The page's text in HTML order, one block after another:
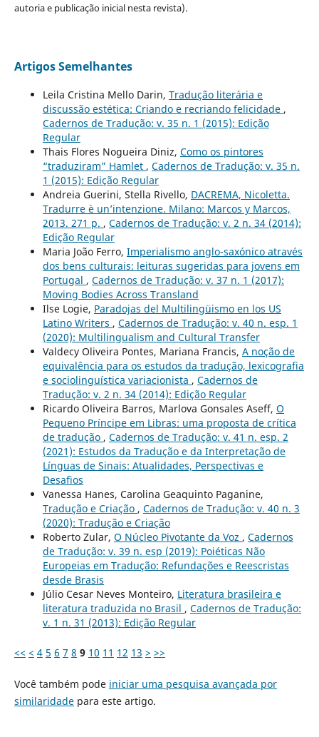
autoria e publicação inicial nesta revista).
Artigos Semelhantes
Leila Cristina Mello Darin, Tradução literária e
discussão estética: Criando e recriando felicidade ,
Cadernos de Tradução: v. 35 n. 1 (2015): Edição
Regular
Thais Flores Nogueira Diniz, Como os pintores
“traduziram” Hamlet , Cadernos de Tradução: v. 35 n.
1 (2015): Edição Regular
Andreia Guerini, Stella Rivello, DACREMA, Nicoletta.
Tradurre è un’intenzione. Milano: Marcos y Marcos,
2013. 271 p. , Cadernos de Tradução: v. 2 n. 34 (2014):
Edição Regular
Maria João Ferro, Imperialismo anglo-saxónico através
dos bens culturais: leituras sugeridas para jovens em
Portugal , Cadernos de Tradução: v. 37 n. 1 (2017):
Moving Bodies Across Transland
Ilse Logie, Paradojas del Multilingüismo en los US
Latino Writers , Cadernos de Tradução: v. 40 n. esp. 1
(2020): Multilingualism and Cultural Transfer
Valdecy Oliveira Pontes, Mariana Francis, A noção de
equivalência para os estudos da tradução, lexicografia
e sociolinguística variacionista , Cadernos de
Tradução: v. 2 n. 34 (2014): Edição Regular
Ricardo Oliveira Barros, Marlova Gonsales Aseff, O
Pequeno Príncipe em Libras: uma proposta de crítica
de tradução , Cadernos de Tradução: v. 41 n. esp. 2
(2021): Estudos da Tradução e da Interpretação de
Línguas de Sinais: Atualidades, Perspectivas e
Desafios
Vanessa Hanes, Carolina Geaquinto Paganine,
Tradução e Criação , Cadernos de Tradução: v. 40 n. 3
(2020): Tradução e Criação
Roberto Zular, O Núcleo Pivotante da Voz , Cadernos
de Tradução: v. 39 n. esp (2019): Poiéticas Não
Europeias em Tradução: Refundações e Reescristas
desde Brasis
Júlio Cesar Neves Monteiro, Literatura brasileira e
literatura traduzida no Brasil , Cadernos de Tradução:
v. 1 n. 31 (2013): Edição Regular
<< < 4 5 6 7 8 9 10 11 12 13 > >>
Você também pode iniciar uma pesquisa avançada por
similaridadepara este artigo.